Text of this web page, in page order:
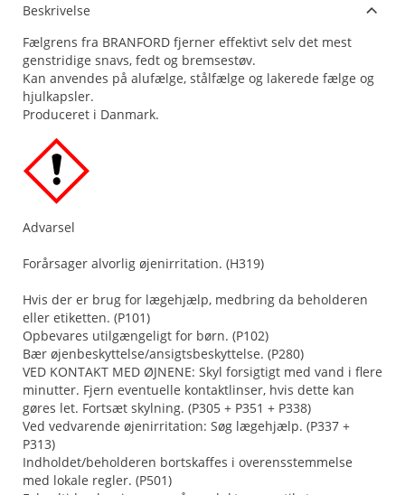
Beskrivelse
Fælgrens fra BRANFORD fjerner effektivt selv det mest
genstridige snavs, fedt og bremsestøv.
Kan anvendes på alufælge, stålfælge og lakerede fælge og
hjulkapsler.
Produceret i Danmark.
Advarsel
Forårsager alvorlig øjenirritation. (H319)
Hvis der er brug for lægehjælp, medbring da beholderen
eller etiketten. (P101)
Opbevares utilgængeligt for børn. (P102)
Bær øjenbeskyttelse/ansigtsbeskyttelse. (P280)
VED KONTAKT MED ØJNENE: Skyl forsigtigt med vand i flere
minutter. Fjern eventuelle kontaktlinser, hvis dette kan
gøres let. Fortsæt skylning. (P305 + P351 + P338)
Ved vedvarende øjenirritation: Søg lægehjælp. (P337 +
P313)
Indholdet/beholderen bortskaffes i overensstemmelse
med lokale regler. (P501)